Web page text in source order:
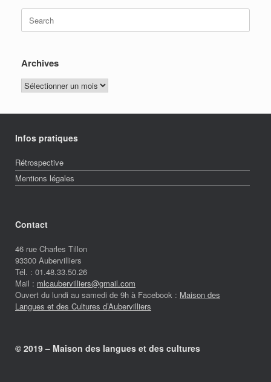
Search
for:
Archives
Archives
Infos pratiques
Rétrospective
Mentions légales
Contact
46 rue Charles Tillon
93300 Aubervilliers
Tél. : 01.48.33.50.26
Mail : mlcaubervilliers@gmail.com
Ouvert du lundi au samedi de 9h à Facebook : Maison des
Langues et des Cultures d’Aubervilliers
© 2019 – Maison des langues et des cultures